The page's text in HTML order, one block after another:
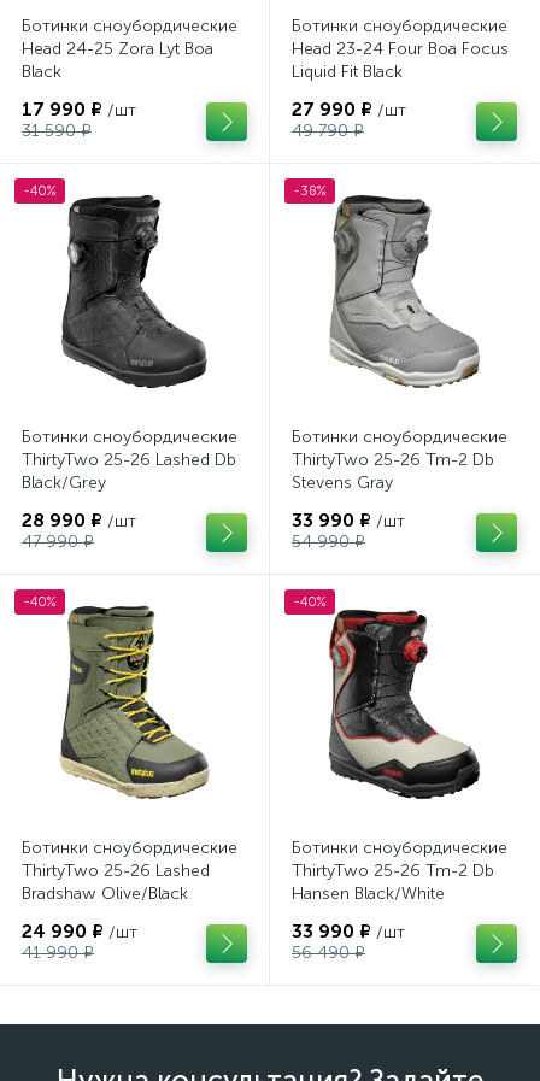
Ботинки сноубордические
Head 24-25 Zora Lyt Boa
Black
17 990 ₽ /шт
31 590 ₽
Ботинки сноубордические
Head 23-24 Four Boa Focus
Liquid Fit Black
27 990 ₽ /шт
49 790 ₽
-40%
Ботинки сноубордические
ThirtyTwo 25-26 Lashed Db
Black/Grey
28 990 ₽ /шт
47 990 ₽
-38%
Ботинки сноубордические
ThirtyTwo 25-26 Tm-2 Db
Stevens Gray
33 990 ₽ /шт
54 990 ₽
-40%
Ботинки сноубордические
ThirtyTwo 25-26 Lashed
Bradshaw Olive/Black
24 990 ₽ /шт
41 990 ₽
-40%
Ботинки сноубордические
ThirtyTwo 25-26 Tm-2 Db
Hansen Black/White
33 990 ₽ /шт
56 490 ₽